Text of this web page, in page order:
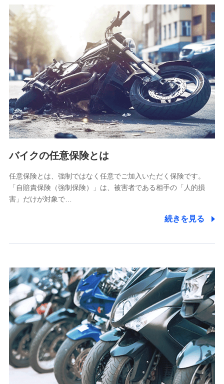
SBIリスタ少額短期保険会社
(https://www.jishin.co.jp/)
スマートプラス少額短期保険株式会社
（https://www.smartplus-insurance.com/）
チューリッヒ少額短期保険株式会社
(https://www.zurichssi.co.jp/)
Tokio Marine X少額短期保険株式会社
(https://www.tokiomarine-x.co.jp/)
ペットメディカルサポート株式会社
(https://pshoken.co.jp/)
リトルファミリー少額短期保険株式会社
(https://www.littlefamily-ssi.com/)
2.共同募集を行う代理店から受領する個人情報
郵便、電話、およびＥメール等により、当社と取引のあるも
しくは委託を受けている保険会社・提携会社の保険その他に
関する情報を提供し、金融商品等の契約を勧奨するため、ま
た維持管理等の委託業務遂行のため、またそれらに付帯、関
（なお、当社は複数の保険会社と取引があり、取得した個人
3.セミナー募集サイトから取得した個人情報
各種セミナーの案内、開催のため
上記に係る連絡・手続き・管理等付帯業務を行うため
4.家族・友達紹介にて取得した個人情報
被紹介者への連絡、及び当社と取引のあるもしくは委託を受
けている保険会社・提携会社の保険その他に関する情報を提
供し、金融商品等の契約を勧奨するため
アンケートやキャンペーン等の実施のため
上記に係る連絡・手続き・管理等付帯業務を行うため
バイクの任意保険とは
任意保険とは、強制ではなく任意でご加入いただく保険です。
「自賠責保険（強制保険）」は、被害者である相手の「人的損
害」だけが対象で…
続きを見る